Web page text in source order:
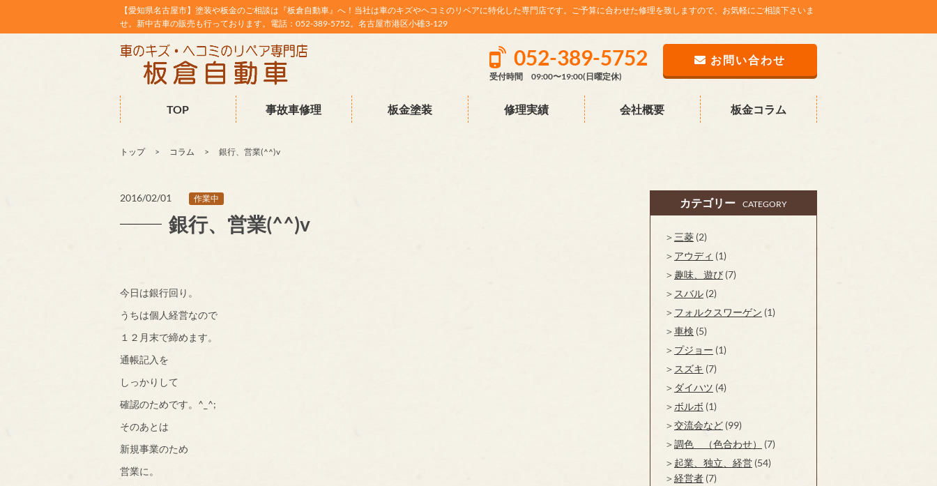
【愛知県名古屋市】塗装や板金のご相談は『板倉自動車』へ！当社は車のキズやヘコミのリペアに特化した専門店です。ご予算に合わせた修理を致しますので、お気軽にご相談下さいま
せ。新中古車の販売も行っております。電話：052-389-5752。名古屋市港区小碓3-129
052-389-5752
受付時間 09:00〜19:00(日曜定休)
お問い合わせ
TOP 事故車修理 板金塗装 修理実績 会社概要 板金コラム
トップ コラム 銀行、営業(^^)v
2016/02/01 作業中
銀行、営業(^^)v
今日は銀行回り。
うちは個人経営なので
１２月末で締めます。
通帳記入を
しっかりして
確認のためです。^_^;
そのあとは
新規事業のため
営業に。
カテゴリー CATEGORY
三菱 (2)
アウディ (1)
趣味、遊び (7)
スバル (2)
フォルクスワーゲン (1)
車検 (5)
プジョー (1)
スズキ (7)
ダイハツ (4)
ボルボ (1)
交流会など (99)
調色 （色合わせ）
(7)
起業、独立、経営 (54)
経営者 (7)